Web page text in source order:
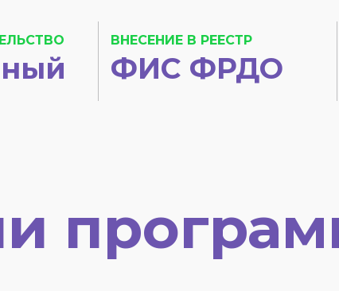
ВНЕСЕНИЕ В РЕЕСТР
ФИС ФРДО